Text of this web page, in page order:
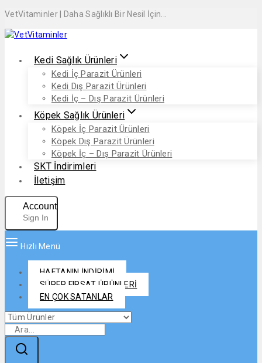
VetVitaminler | Daha Sağlıklı Bir Nesil İçin...
Kedi Sağlık Ürünleri
Kedi İç Parazit Ürünleri
Kedi Dış Parazit Ürünleri
Kedi İç – Dış Parazit Ürünleri
Köpek Sağlık Ürünleri
Köpek İç Parazit Ürünleri
Köpek Dış Parazit Ürünleri
Köpek İç – Dış Parazit Ürünleri
SKT İndirimleri
İletişim
Account
Sign In
Hızlı Menü
HAFTANIN İNDİRİMİ
SÜPER FIRSAT ÜRÜNLERİ
EN ÇOK SATANLAR